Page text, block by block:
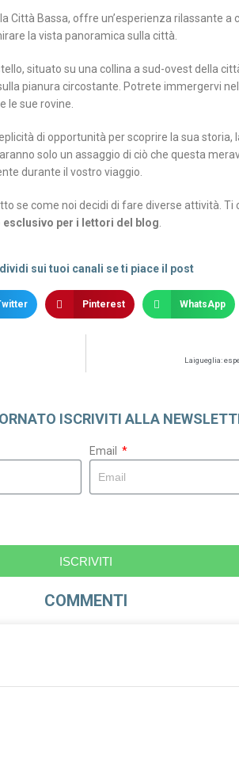
Città Bassa, offre un’esperienza rilassante a
la vista panoramica sulla città.
situato su una collina a sud-ovest della
pianura circostante. Potrete immergervi
le sue rovine.
di opportunità per scoprire la sua storia,
solo un assaggio di ciò che questa
durante il vostro viaggio.
se come noi decidi di fare diverse attività. Ti
esclusivo per i lettori del blog.
sui tuoi canali se ti piace il post
Pinterest WhatsApp
Laigueglia:
ISCRIVITI ALLA
Email
ISCRIVITI
COMMENTI